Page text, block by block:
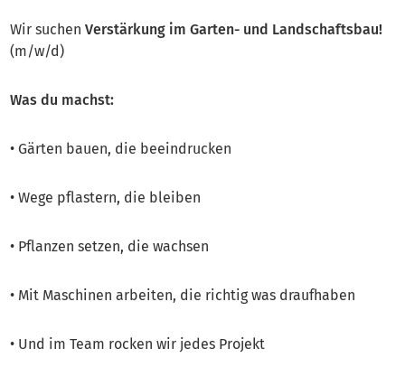
Wir suchen Verstärkung im Garten- und Landschaftsbau!
(m/w/d)
Was du machst:
• Gärten bauen, die beeindrucken
• Wege pflastern, die bleiben
• Pflanzen setzen, die wachsen
• Mit Maschinen arbeiten, die richtig was draufhaben
• Und im Team rocken wir jedes Projekt